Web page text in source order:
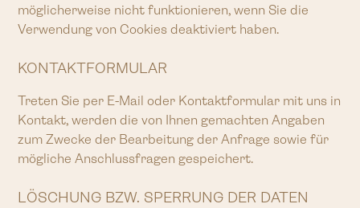
möglicherweise nicht funktionieren, wenn Sie die
Verwendung von Cookies deaktiviert haben.
KONTAKTFORMULAR
Treten Sie per E-Mail oder Kontaktformular mit uns in
Kontakt, werden die von Ihnen gemachten Angaben
zum Zwecke der Bearbeitung der Anfrage sowie für
mögliche Anschlussfragen gespeichert.
LÖSCHUNG BZW. SPERRUNG DER DATEN